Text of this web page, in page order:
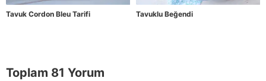
Tavuk Cordon Bleu Tarifi Tavuklu Beğendi
Toplam 81 Yorum